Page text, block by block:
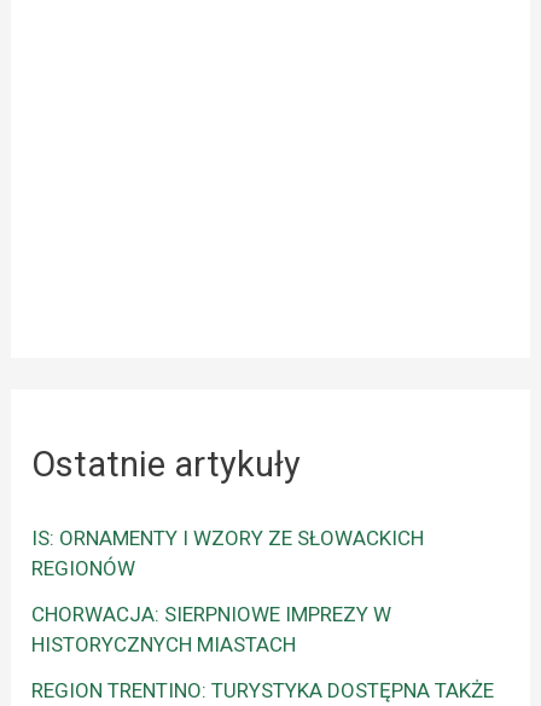
Ostatnie artykuły
IS: ORNAMENTY I WZORY ZE SŁOWACKICH
REGIONÓW
CHORWACJA: SIERPNIOWE IMPREZY W
HISTORYCZNYCH MIASTACH
REGION TRENTINO: TURYSTYKA DOSTĘPNA TAKŻE